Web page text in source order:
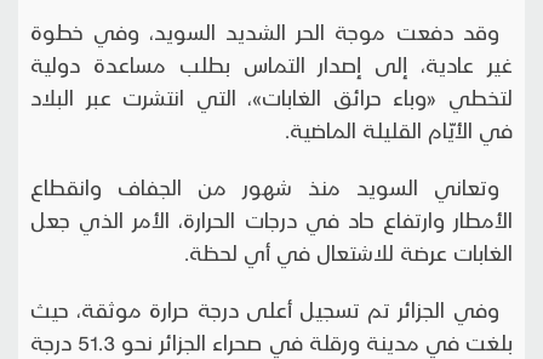
وقد دفعت موجة الحر الشديد السويد، وفي خطوة
غير عادية، إلى إصدار التماس بطلب مساعدة دولية
لتخطي «وباء حرائق الغابات»، التي انتشرت عبر البلاد
في الأيّام القليلة الماضية.
وتعاني السويد منذ شهور من الجفاف وانقطاع
الأمطار وارتفاع حاد في درجات الحرارة، الأمر الذي جعل
الغابات عرضة للاشتعال في أي لحظة.
وفي الجزائر تم تسجيل أعلى درجة حرارة موثقة، حيث
بلغت في مدينة ورقلة في صحراء الجزائر نحو 51.3 درجة